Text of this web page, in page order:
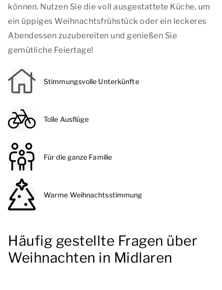
können. Nutzen Sie die voll ausgestattete Küche, um
ein üppiges Weihnachtsfrühstück oder ein leckeres
Abendessen zuzubereiten und genießen Sie
gemütliche Feiertage!
Stimmungsvolle Unterkünfte
Tolle Ausflüge
Für die ganze Familie
Warme Weihnachtsstimmung
Häufig gestellte Fragen über
Weihnachten in Midlaren